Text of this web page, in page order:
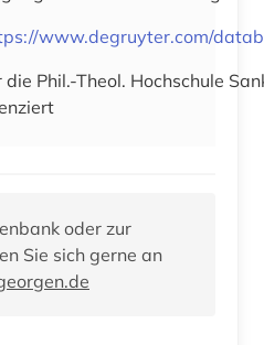
www.degruyter.com/
die Phil.-Theol. Hochschule
oder zur
Sie sich gerne an